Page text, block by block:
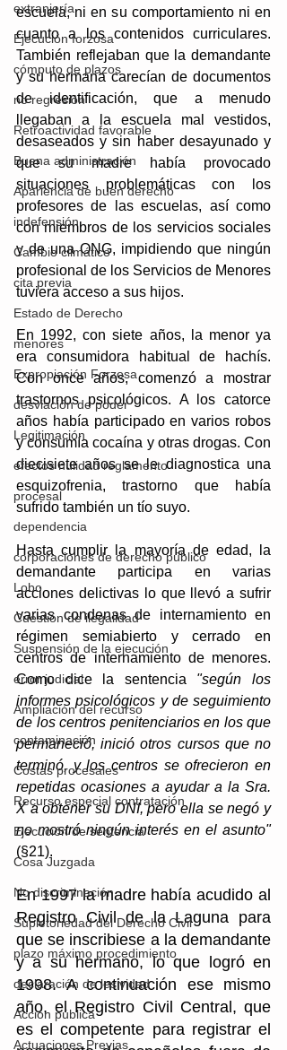
extranjería
Ejecución forzosa
cómputo de plazos
no regresión
Retroactividad favorable
Buena administración
Apariencia de buen derecho
indefensión
Cambio climático
cita previa
Estado de Derecho
menores
Expropiación Forzosa
desviación de poder
Legitimación
efectos nulidad reglamento
procesal
dependencia
corporaciones de derecho público
Lobo
Cuestión de ilegalidad
Suspensión de la ejecución
error judicial
Ampliación del recurso
contaminación
Costas procesales
Recurso especial contratación
Ejecución de sentencia
Cosa Juzgada
No discriminación
Supletoriedad del Derecho Civil
plazo máximo procedimiento
declaración de lesividad
Acción pública
Actuaciones Previas
escuela, ni en su comportamiento ni en
cuanto a los contenidos curriculares.
También reflejaban que la demandante
y su hermana carecían de documentos
de identificación, que a menudo
llegaban a la escuela mal vestidos,
desaseados y sin haber desayunado y
que su madre había provocado
situaciones problemáticas con los
profesores de las escuelas, así como
con miembros de los servicios sociales
y de una ONG, impidiendo que ningún
profesional de los Servicios de Menores
tuviera acceso a sus hijos.
En 1992, con siete años, la menor ya
era consumidora habitual de hachís.
Con once años, comenzó a mostrar
trastornos psicológicos. A los catorce
años había participado en varios robos
y consumía cocaína y otras drogas. Con
diecisiete años se le diagnostica una
esquizofrenia, trastorno que había
sufrido también un tío suyo.
Hasta cumplir la mayoría de edad, la
demandante participa en varias
acciones delictivas lo que llevó a sufrir
varias condenas de internamiento en
régimen semiabierto y cerrado en
centros de internamiento de menores.
Como dice la sentencia
"según los
informes psicológicos y de seguimiento
de los centros penitenciarios en los que
permaneció, inició otros cursos que no
terminó, y los centros se ofrecieron en
repetidas ocasiones a ayudar a la Sra.
X a obtener su DNI, pero ella se negó y
no mostró ningún interés en el asunto"
(§21).
En 1997 la madre había acudido al
Registro Civil de la Laguna para
que se inscribiese a la demandante
y a su hermano, lo que logró en
1998. A continuación ese mismo
año, el Registro Civil Central, que
es el competente para registrar el